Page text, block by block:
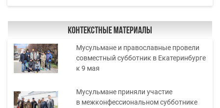
Контекстные материалы
Мусульмане и православные провели
совместный субботник в Екатеринбурге
к 9 мая
Мусульмане приняли участие
в межконфессиональном субботнике